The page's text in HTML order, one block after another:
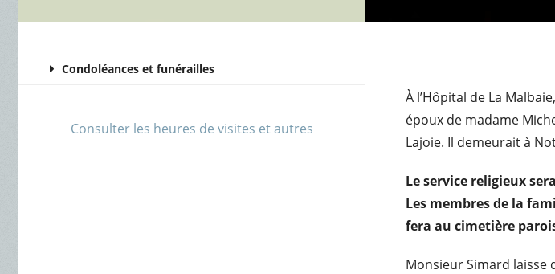
Condoléances et funérailles
Consulter les heures de visites et autres
À l’Hôpital de La
époux de madame
Lajoie. Il demeurait à
Le service religieux
Les membres de la
fera au cimetière
Monsieur Simard laisse